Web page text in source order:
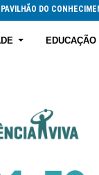
PAVILHÃO DO
EDUCAÇÃO